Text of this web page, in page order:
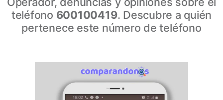
teléfono 600100419. Descubre a quién
pertenece este número de teléfono